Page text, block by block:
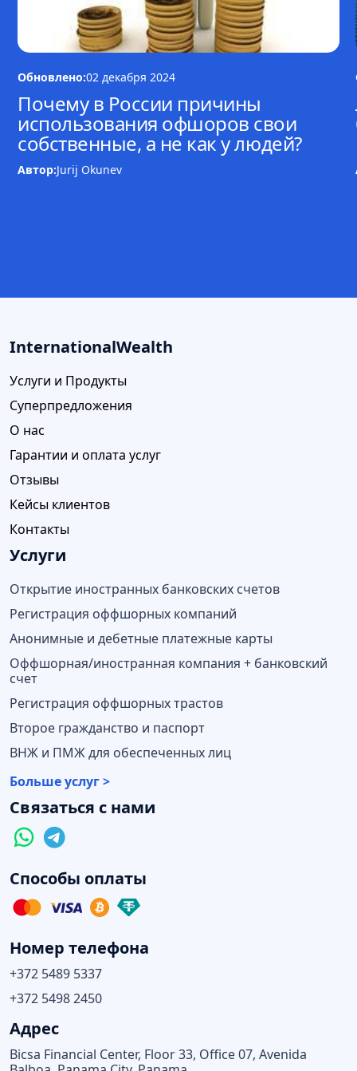
Обновлено:02 декабря 2024
Почему в России причины
использования офшоров свои
собственные, a не как у людей?
Автор:Jurij Okunev
InternationalWealth
Услуги и Продукты
Суперпредложения
О нас
Гарантии и оплата услуг
Отзывы
Кейсы клиентов
Контакты
Услуги
Открытие иностранных банковских счетов
Регистрация оффшорных компаний
Анонимные и дебетные платежные карты
Оффшорная/иностранная компания + банковский
счет
Регистрация оффшорных трастов
Второе гражданство и паспорт
ВНЖ и ПМЖ для обеспеченных лиц
Больше услуг >
Связаться с нами
Способы оплаты
Номер телефона
+372 5489 5337
+372 5498 2450
Адрес
Bicsa Financial Center, Floor 33, Office 07, Avenida